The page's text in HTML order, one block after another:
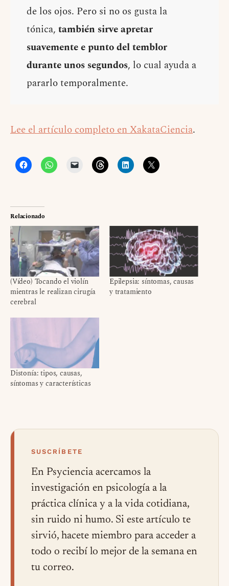
de los ojos. Pero si no os gusta la
tónica, también sirve apretar
suavemente e punto del temblor
durante unos segundos, lo cual ayuda a
pararlo temporalmente.
Lee el artículo completo en XakataCiencia.
Relacionado
(Vídeo) Tocando el violín
mientras le realizan cirugía
cerebral
Epilepsia: síntomas, causas
y tratamiento
Distonía: tipos, causas,
síntomas y características
SUSCRÍBETE
En Psyciencia acercamos la
investigación en psicología a la
práctica clínica y a la vida cotidiana,
sin ruido ni humo. Si este artículo te
sirvió, hacete miembro para acceder a
todo o recibí lo mejor de la semana en
tu correo.